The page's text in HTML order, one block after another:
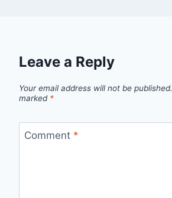
Leave a Reply
Your email address will not be published.
marked *
Comment *